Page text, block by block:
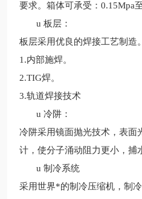
要求。箱体可承受：0.15Mpa
u 板层：
板层采用优良的焊接工艺制造。
1.内部施焊。
2.TIG焊。
3.轨道焊接技术
u 冷阱：
冷阱采用镜面抛光技术，表面
计，使分子涌动阻力更小，捕
u 制冷系统
采用世界*的制冷压缩机，制冷